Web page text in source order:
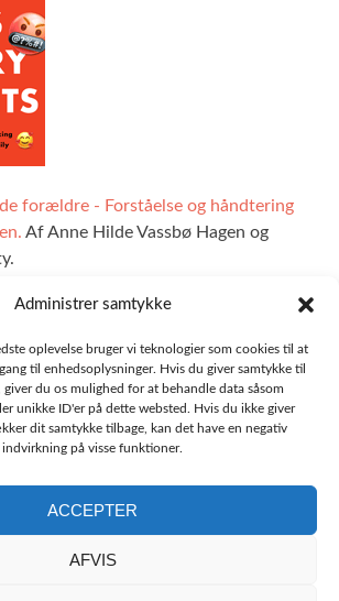
Administrer samtykke
oplevelse bruger vi teknologier som cookies til at
til enhedsoplysninger. Hvis du giver samtykke til
giver du os mulighed for at behandle data såsom
unikke ID'er på dette websted. Hvis du ikke giver
dit samtykke tilbage, kan det have en negativ
indvirkning på visse funktioner.
ACCEPTER
AFVIS
forældre - Forståelse og håndtering
Af Anne Hilde Vassbø Hagen og
på hjemmesiden er lavet af Ingrid Marie
interaktive sektioner af sitet er blevet
af teknologi fra Udforskbare, og vi
til Oskar Blakstad.